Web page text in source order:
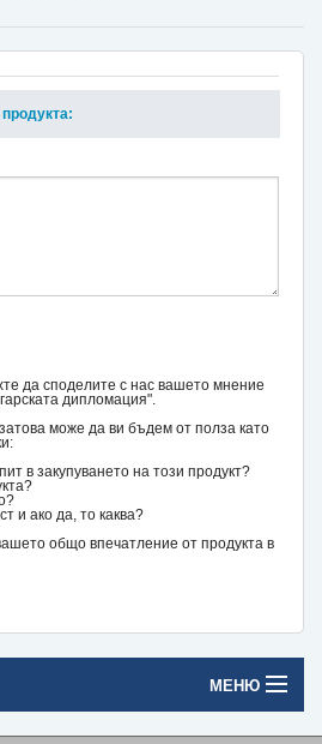
да споделите с нас вашето мнение
дипломация".
може да ви бъдем от полза като
в закупуването на този продукт?
и ако да, то каква?
общо впечатление от продукта в
МЕНЮ